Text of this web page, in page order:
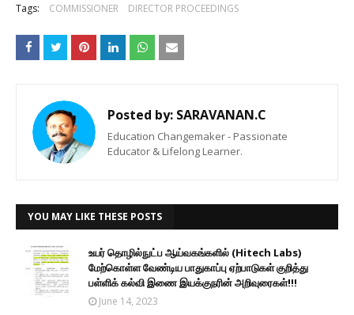
Tags: COMMISSIONER DIRECTOR PROCEEDINGS
Posted by: SARAVANAN.C
Education Changemaker - Passionate
Educator & Lifelong Learner.
YOU MAY LIKE THESE POSTS
உயர் தொழில்நுட்ப ஆய்வகங்களில் (Hitech Labs)
மேற்கொள்ள வேண்டிய பாதுகாப்பு ஏற்பாடுகள் குறித்து
பள்ளிக் கல்வி இணை இயக்குநரின் அறிவுரைகள்!!!
June 14, 2023